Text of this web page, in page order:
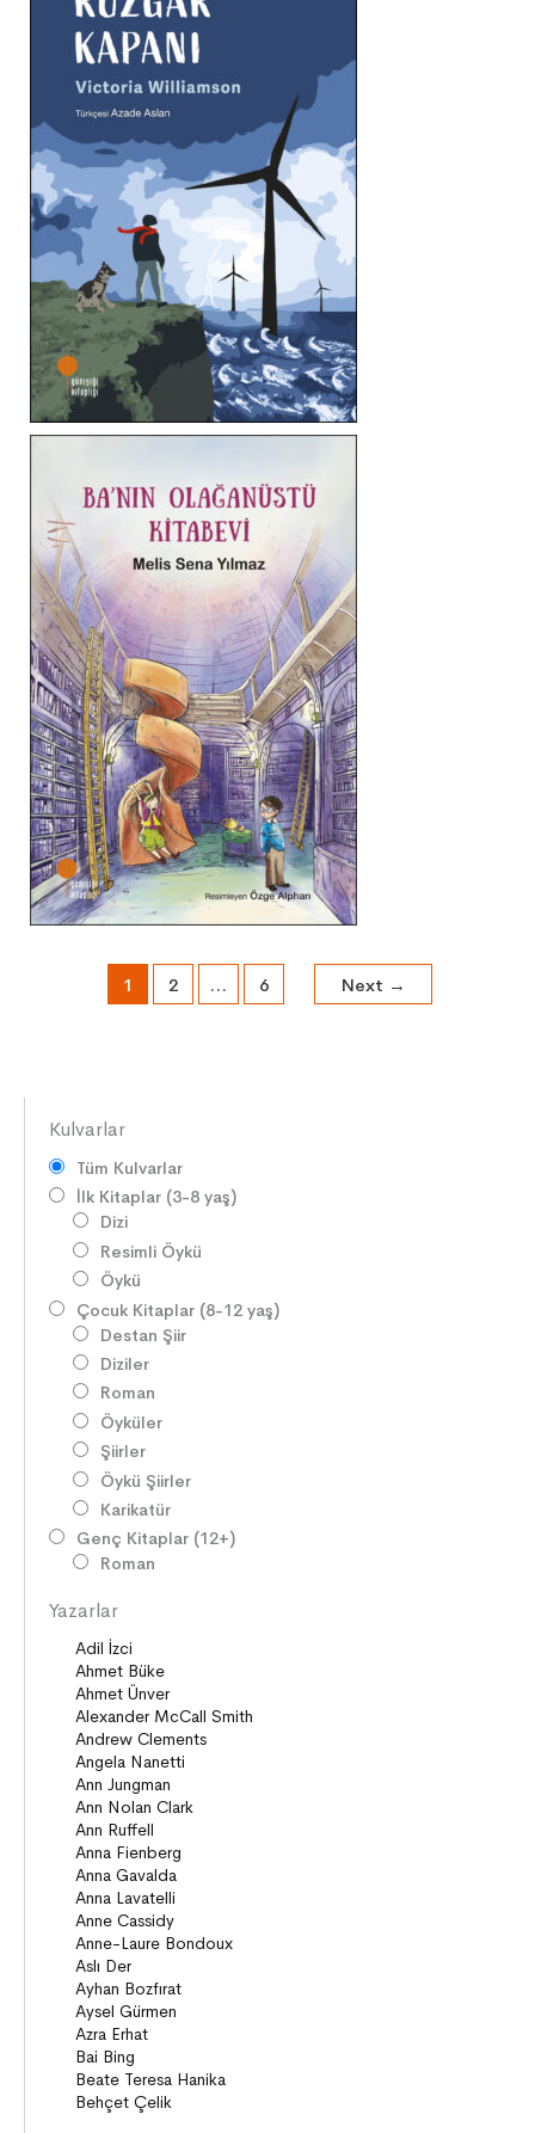
1 2 … 6 Next →
Kulvarlar
Tüm Kulvarlar
İlk Kitaplar (3-8 yaş)
Dizi
Resimli Öykü
Öykü
Çocuk Kitaplar (8-12 yaş)
Destan Şiir
Diziler
Roman
Öyküler
Şiirler
Öykü Şiirler
Karikatür
Genç Kitaplar (12+)
Roman
Öyküler
Şiirler
Deneme
Anlatı
Seçki
Köprü Kitaplar (10+)
Roman
Öyküler
Anlatı
ON8 (15+)
Roman
Diziler
Öyküler
Anlatı
Gizemli Maceralar Koleksiyonu
Diziler
Behiç Ak Yetişkin Kitapları
Öykü
Yazarlar